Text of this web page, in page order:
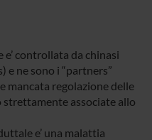
controllata da chinasi
e ne sono i “partners”
mancata regolazione delle
associate allo
e’ una malattia